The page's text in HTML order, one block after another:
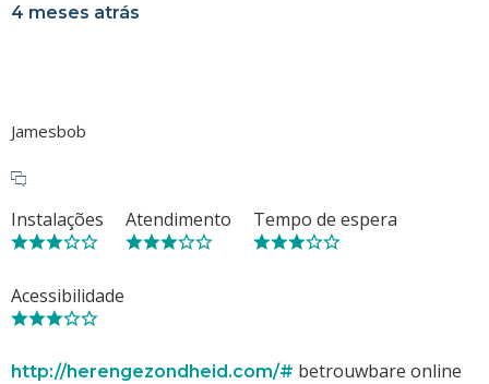
4 meses atrás
Jamesbob
Instalações Atendimento Tempo de espera
Acessibilidade
http://herengezondheid.com/# betrouwbare online